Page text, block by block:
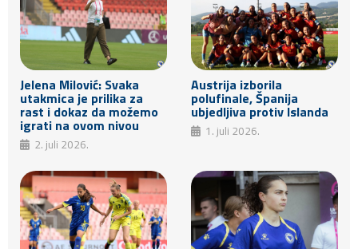
Jelena Milović: Svaka
utakmica je prilika za
rast i dokaz da možemo
igrati na ovom nivou
2. juli 2026.
Austrija izborila
polufinale, Španija
ubjedljiva protiv Islanda
1. juli 2026.